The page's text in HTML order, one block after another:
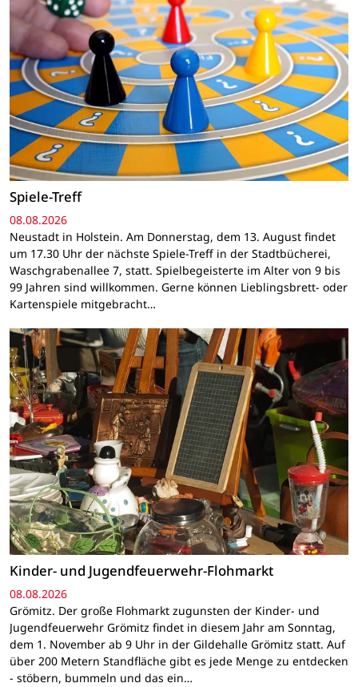
Spiele-Treff
08.08.2026
Neustadt in Holstein. Am Donnerstag, dem 13. August findet
um 17.30 Uhr der nächste Spiele-Treff in der Stadtbücherei,
Waschgrabenallee 7, statt. Spielbegeisterte im Alter von 9 bis
99 Jahren sind willkommen. Gerne können Lieblingsbrett- oder
Kartenspiele mitgebracht…
Kinder- und Jugendfeuerwehr-Flohmarkt
08.08.2026
Grömitz. Der große Flohmarkt zugunsten der Kinder- und
Jugendfeuerwehr Grömitz findet in diesem Jahr am Sonntag,
dem 1. November ab 9 Uhr in der Gildehalle Grömitz statt. Auf
über 200 Metern Standfläche gibt es jede Menge zu entdecken
- stöbern, bummeln und das ein…